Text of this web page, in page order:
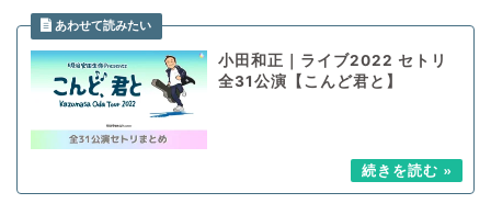
小田和正｜ライブ2022 セトリ
全31公演【こんど君と】